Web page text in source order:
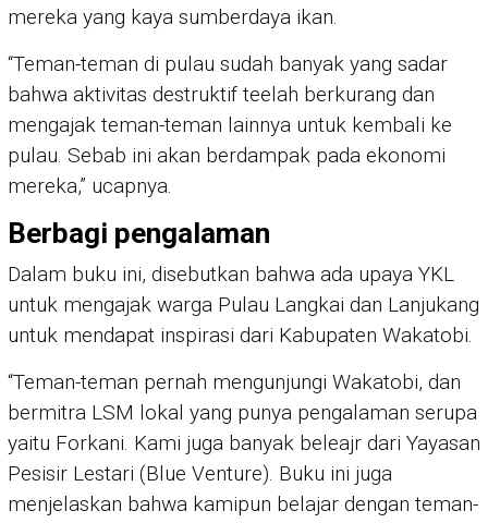
mereka yang kaya sumberdaya ikan.
“Teman-teman di pulau sudah banyak yang sadar
bahwa aktivitas destruktif teelah berkurang dan
mengajak teman-teman lainnya untuk kembali ke
pulau. Sebab ini akan berdampak pada ekonomi
mereka,” ucapnya.
Berbagi pengalaman
Dalam buku ini, disebutkan bahwa ada upaya YKL
untuk mengajak warga Pulau Langkai dan Lanjukang
untuk mendapat inspirasi dari Kabupaten Wakatobi.
“Teman-teman pernah mengunjungi Wakatobi, dan
bermitra LSM lokal yang punya pengalaman serupa
yaitu Forkani. Kami juga banyak beleajr dari Yayasan
Pesisir Lestari (Blue Venture). Buku ini juga
menjelaskan bahwa kamipun belajar dengan teman-